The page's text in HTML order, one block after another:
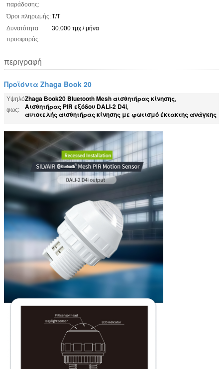
παράδοσης:
Όροι πληρωμής:T/T
Δυνατότητα
προσφοράς:
30.000 τμχ / μήνα
περιγραφή
Προϊόντα Zhaga Book 20
Υψηλό
φως:
Zhaga Book20 Bluetooth Mesh αισθητήρας κίνησης,
Αισθητήρας PIR εξόδου DALI-2 D4i,
αυτοτελής αισθητήρας κίνησης με φωτισμό έκτακτης ανάγκης